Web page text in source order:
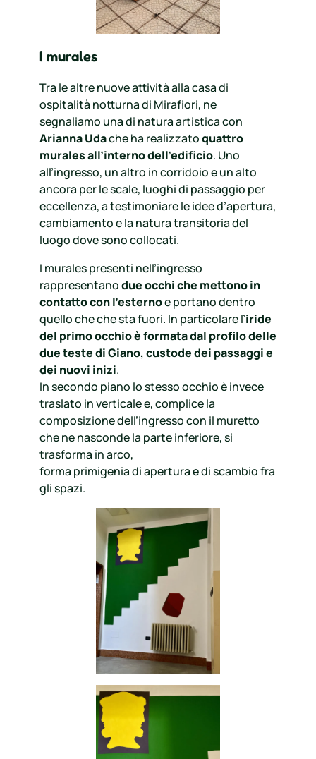
I murales
Tra le altre nuove attività alla casa di
ospitalità notturna di Mirafiori, ne
segnaliamo una di natura artistica con
Arianna Udache ha realizzatoquattro
murales all’interno dell’edificio. Uno
all’ingresso, un altro in corridoio e un alto
ancora per le scale, luoghi di passaggio per
eccellenza, a testimoniare le idee d’apertura,
cambiamento e la natura transitoria del
luogo dove sono collocati.
I murales presenti nell’ingresso
rappresentanodue occhi che mettono in
contatto con l’esternoe portano dentro
quello che che sta fuori. In particolare l’iride
del primo occhio è formata dal profilo delle
due teste di Giano, custode dei passaggi e
dei nuovi inizi.
In secondo piano lo stesso occhio è invece
traslato in verticale e, complice la
composizione dell’ingresso con il muretto
che ne nasconde la parte inferiore, si
trasforma in arco,
forma primigenia di apertura e di scambio fra
gli spazi.